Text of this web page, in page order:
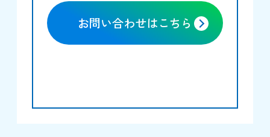
お問い合わせはこちら